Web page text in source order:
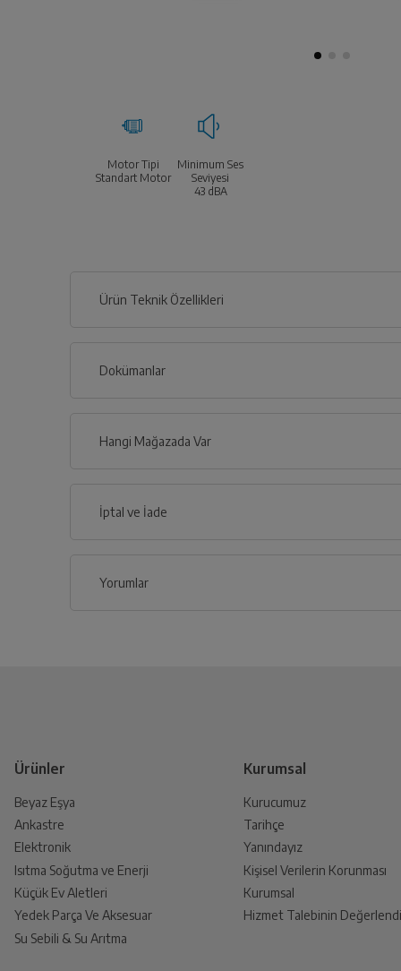
Motor Tipi
Standart Motor
Minimum Ses
Seviyesi
43dBA
Ürün Teknik Özellikleri
Genel Özellikler
Maksimum Çekiş Gücü
Enerji Sınıfı
Dokümanlar
Hangi Mağazada Var
İptal ve İade
Ürünü Yetkili Servise Teslim
Ürünü eksiksiz ve hasarsız olarak
Yorumlar
Ürünler
Beyaz Eşya
Ankastre
Elektronik
Isıtma Soğutma ve Enerji
Küçük Ev Aletleri
Yedek Parça Ve Aksesuar
Su Sebili & Su Arıtma
Kurumsal
Kurucumuz
Tarihçe
Yanındayız
Kişisel Verilerin Korunması
Kurumsal
Hizmet Talebinin